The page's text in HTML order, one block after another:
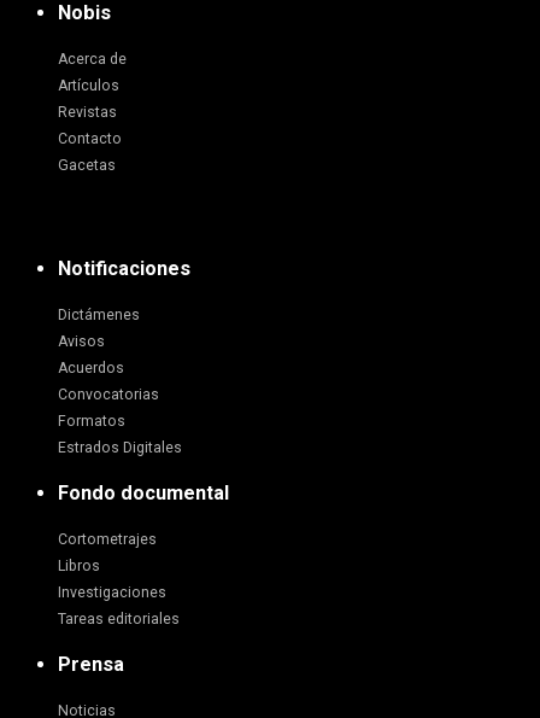
Nobis
Acerca de
Artículos
Revistas
Contacto
Gacetas
Notificaciones
Dictámenes
Avisos
Acuerdos
Convocatorias
Formatos
Estrados Digitales
Fondo documental
Cortometrajes
Libros
Investigaciones
Tareas editoriales
Prensa
Noticias